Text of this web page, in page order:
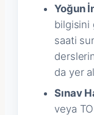
Yoğun
bilgisini
saati
da yer
Sınav
veya